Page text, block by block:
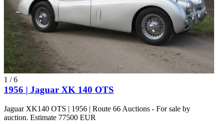
1 /6
1956 | Jaguar XK 140 OTS
Jaguar XK140 OTS | 1956 | Route 66 Auctions - For sale by
auction. Estimate 77500 EUR